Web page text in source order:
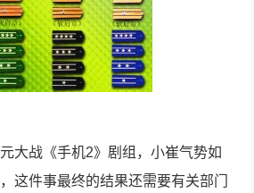
大战《手机2》剧组，小崔气势如
这件事最终的结果还需要有关部门